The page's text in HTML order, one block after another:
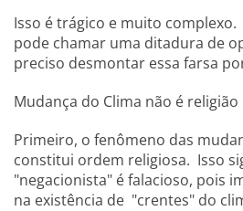
Isso é trágico e muito
pode chamar uma ditadura de
preciso desmontar essa farsa
Mudança do Clima não é religião
Primeiro, o fenômeno das
constitui ordem religiosa. Isso
"negacionista" é falacioso, pois
na existência de "crentes" do